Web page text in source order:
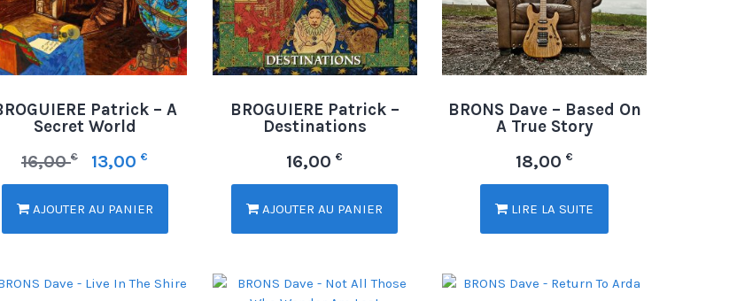
Patrick – A
Secret World
16,00€ 13,00 €
AJOUTER AU PANIER
BROGUIERE Patrick –
Destinations
16,00 €
AJOUTER AU PANIER
BRONS Dave – Based On
A True Story
18,00 €
LIRE LA SUITE